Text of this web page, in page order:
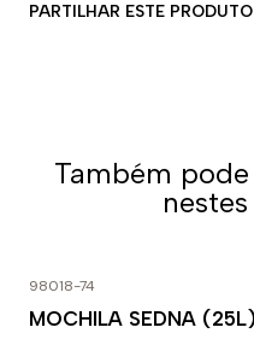
- Elástico para um
Perfeita para nadar.
treinos ou competições.
PARTILHAR ESTE PRODUTO
Também
98018-74
MOCHILA SEDNA